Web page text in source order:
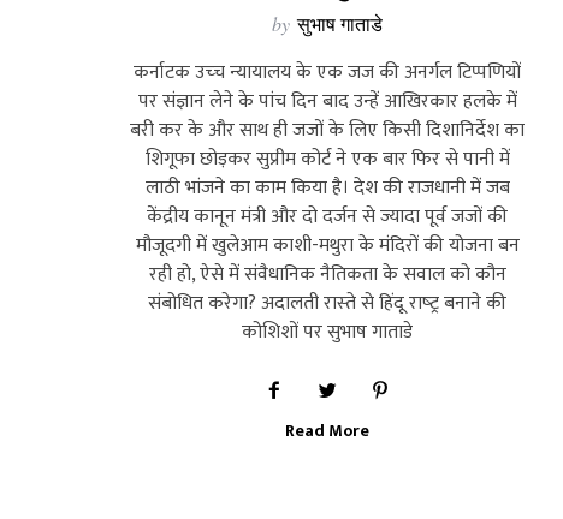
by सुभाष गाताडे
कर्नाटक उच्‍च न्‍यायालय के एक जज की अनर्गल टिप्पणियों
पर संज्ञान लेने के पांच दिन बाद उन्‍हें आखिरकार हलके में
बरी कर के और साथ ही जजों के लिए किसी दिशानिर्देश का
शिगूफा छोड़कर सुप्रीम कोर्ट ने एक बार फिर से पानी में
लाठी भांजने का काम किया है। देश की राजधानी में जब
केंद्रीय कानून मंत्री और दो दर्जन से ज्‍यादा पूर्व जजों की
मौजूदगी में खुलेआम काशी-मथुरा के मंदिरों की योजना बन
रही हो, ऐसे में संवैधानिक नैतिकता के सवाल को कौन
संबोधित करेगा? अदालती रास्‍ते से हिंदू राष्‍ट्र बनाने की
कोशिशों पर सुभाष गाताडे
Read More